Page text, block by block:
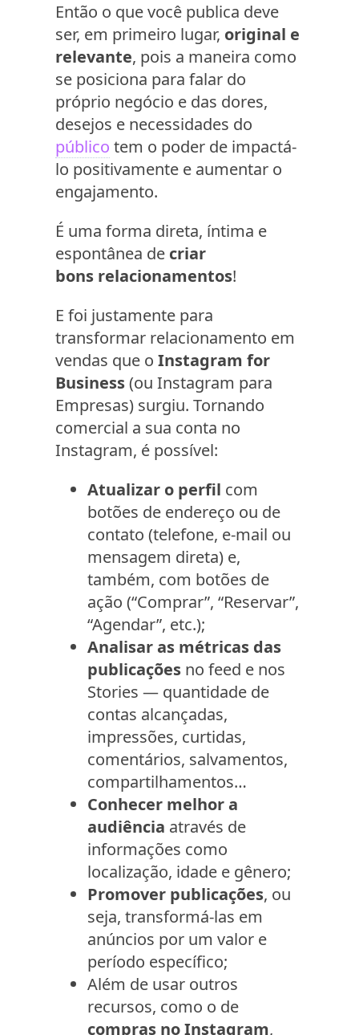
Então o que você publica deve
ser, em primeiro lugar, original e
relevante, pois a maneira como
se posiciona para falar do
próprio negócio e das dores,
desejos e necessidades do
público tem o poder de impactá-
lo positivamente e aumentar o
engajamento.
É uma forma direta, íntima e
espontânea de criar
bons relacionamentos!
E foi justamente para
transformar relacionamento em
vendas que o Instagram for
Business(ou Instagram para
Empresas) surgiu. Tornando
comercial a sua conta no
Instagram, é possível:
Atualizar o perfil com
botões de endereço ou de
contato (telefone, e-mail ou
mensagem direta) e,
também, com botões de
ação (“Comprar”, “Reservar”,
“Agendar”, etc.);
Analisar as métricas das
publicações no feed e nos
Stories — quantidade de
contas alcançadas,
impressões, curtidas,
comentários, salvamentos,
compartilhamentos…
Conhecer melhor a
audiência através de
informações como
localização, idade e gênero;
Promover publicações, ou
seja, transformá-las em
anúncios por um valor e
período específico;
Além de usar outros
recursos, como o de
compras no Instagram,